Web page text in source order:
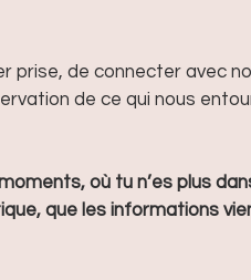
prise, de connecter avec
de ce qui nous
où tu n’es plus
que les informations